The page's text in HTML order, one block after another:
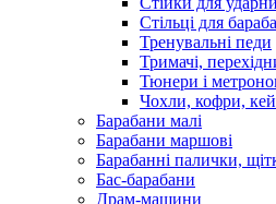
Стільці для
Тренувальні педи
Тримачі,
Тюнери і
Чохли, кофри,
Барабани малі
Барабани маршові
Барабанні палички,
Бас-барабани
Драм-машини